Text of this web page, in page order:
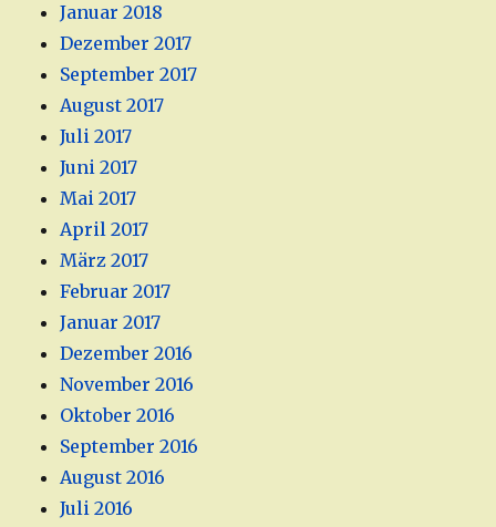
Januar 2018
Dezember 2017
September 2017
August 2017
Juli 2017
Juni 2017
Mai 2017
April 2017
März 2017
Februar 2017
Januar 2017
Dezember 2016
November 2016
Oktober 2016
September 2016
August 2016
Juli 2016